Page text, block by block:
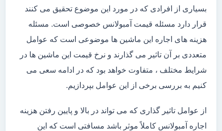
بسیاری از افرادی که در مورد این موضوع تحقیق می کنند
قرار دارد مسئله قیمت آمبولانس خصوصی است. مسئله
هزینه های اجاره این ماشین ها موضوعی است که عوامل
متعددی بر آن تاثیر می گذارند و نرخ قیمت این ماشین ها در
شرایط مختلف ، متفاوت خواهد بود که در ادامه سعی می
کنیم به بررسی برخی از این عوامل بپردازیم.
از عوامل تاثیر گذاری که می تواند در بالا و پایین رفتن هزینه
اجاره آمبولانس کاملاً موثر باشد مسافتی است که این